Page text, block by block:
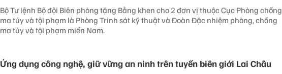
Bộ Tư lệnh Bộ đội Biên phòng tặng Bằng khen cho 2 đơn vị thuộc Cục Phòng chống
ma túy và tội phạm là Phòng Trinh sát kỹ thuật và Đoàn Đặc nhiệm phòng, chống
ma túy và tội phạm miền Nam.
Ứng dụng công nghệ, giữ vững an ninh trên tuyến biên giới Lai Châu